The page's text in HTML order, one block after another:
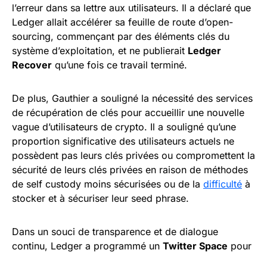
l’erreur dans sa lettre aux utilisateurs. Il a déclaré que
Ledger allait accélérer sa feuille de route d’open-
sourcing, commençant par des éléments clés du
système d’exploitation, et ne publierait Ledger
Recover qu’une fois ce travail terminé.
De plus, Gauthier a souligné la nécessité des services
de récupération de clés pour accueillir une nouvelle
vague d’utilisateurs de crypto. Il a souligné qu’une
proportion significative des utilisateurs actuels ne
possèdent pas leurs clés privées ou compromettent la
sécurité de leurs clés privées en raison de méthodes
de self custody moins sécurisées ou de la difficulté à
stocker et à sécuriser leur seed phrase.
Dans un souci de transparence et de dialogue
continu, Ledger a programmé un Twitter Space pour